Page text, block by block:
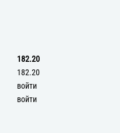
182.20
182.20
войти
войти